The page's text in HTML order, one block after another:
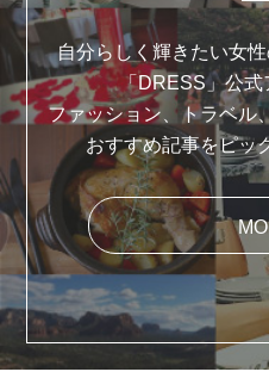
自分らしく輝きたい女
「DRESS」公式
ファッション、トラベル
おすすめ記事をピッ